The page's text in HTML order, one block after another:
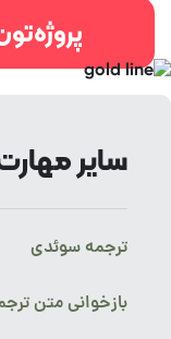
سایر
ترجمه سوئدی
بازخوانی متن